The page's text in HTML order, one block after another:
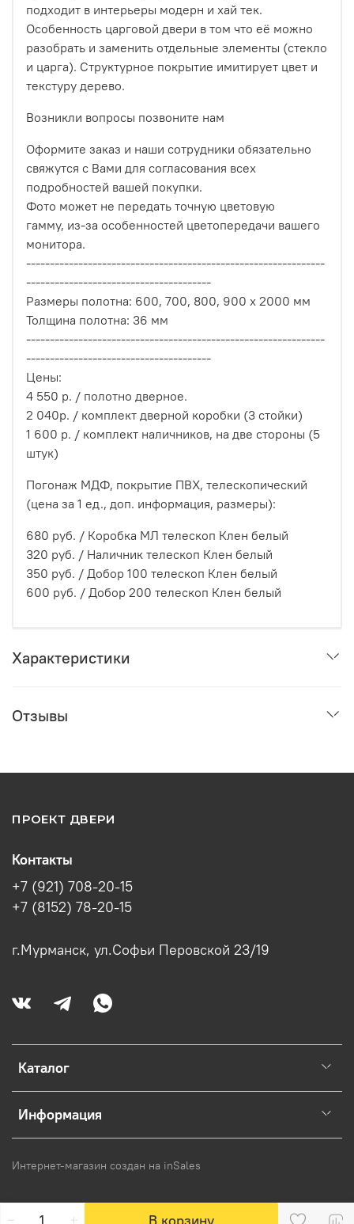
В корзину
подходит в интерьеры модерн и хай тек.
Особенность царговой двери в том что её можно
разобрать и заменить отдельные элементы (стекло
и царга). Структурное покрытие имитирует цвет и
текстуру дерево.
Возникли вопросы позвоните нам
Оформите заказ и наши сотрудники обязательно
свяжутся с Вами для согласования всех
подробностей вашей покупки.
Фото может не передать точную цветовую
гамму, из-за особенностей цветопередачи вашего
монитора.
---------------------------------------------------------------
---------------------------------------
Размеры полотна: 600, 700, 800, 900 х 2000 мм
Толщина полотна: 36 мм
---------------------------------------------------------------
---------------------------------------
Цены:
4 550 р. / полотно дверное.
2 040р. / комплект дверной коробки (3 стойки)
1 600 р. / комплект наличников, на две стороны (5
штук)
Погонаж МДФ, покрытие ПВХ, телескопический
(цена за 1 ед., доп. информация, размеры):
680 руб. / Коробка МЛ телескоп Клен белый
320 руб. / Наличник телескоп Клен белый
350 руб. / Добор 100 телескоп Клен белый
600 руб. / Добор 200 телескоп Клен белый
Характеристики
Отзывы
ПРОЕКТ ДВЕРИ
Каталог
Информация
Контакты
+7 (921) 708-20-15
+7 (8152) 78-20-15
г.Мурманск, ул.Софьи Перовской 23/19
Интернет-магазин создан на inSales